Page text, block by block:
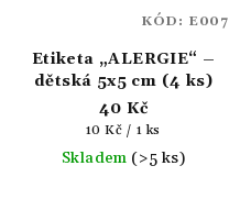
Etiketa „ALERGIE“ –
dětská 5x5 cm (4 ks)
40 Kč
Měrná
cena:
10 Kč / 1 ks
Skladem (>5 ks)
KÓD: E007